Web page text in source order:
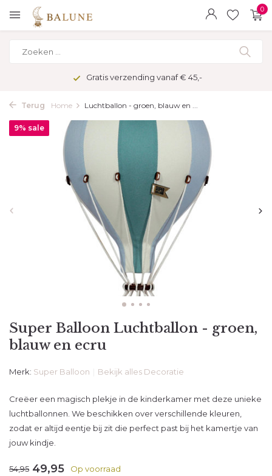
0
Gratis verzending vanaf € 45,-
Terug Home Luchtballon - groen, blauw en ...
Super Balloon Luchtballon - groen,
blauw en ecru
9% sale
Merk: Super Balloon Bekijk alles Decoratie
Creëer een magisch plekje in de kinderkamer met deze unieke
luchtballonnen. We beschikken over verschillende kleuren,
zodat er altijd eentje bij zit die perfect past bij het kamertje van
jouw kindje.
54,95 49,95 Op voorraad